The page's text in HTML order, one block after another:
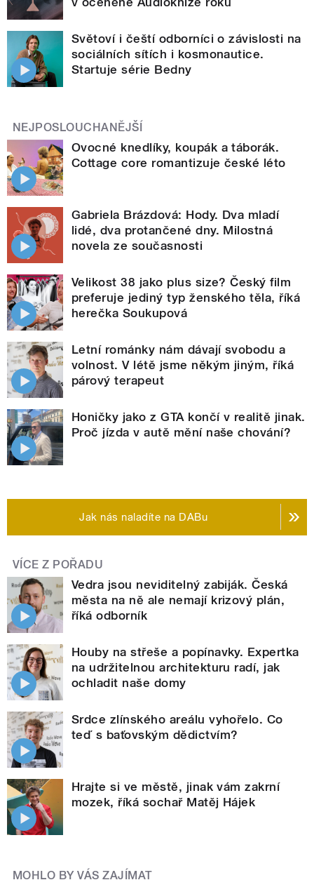
Světoví i čeští odborníci o závislosti na
sociálních sítích i kosmonautice.
Startuje série Bedny
NEJPOSLOUCHANĚJŠÍ
Ovocné knedlíky, koupák a táborák.
Cottage core romantizuje české léto
Gabriela Brázdová: Hody. Dva mladí
lidé, dva protančené dny. Milostná
novela ze současnosti
Velikost 38 jako plus size? Český film
preferuje jediný typ ženského těla, říká
herečka Soukupová
Letní románky nám dávají svobodu a
volnost. V létě jsme někým jiným, říká
párový terapeut
Honičky jako z GTA končí v realitě jinak.
Proč jízda v autě mění naše chování?
Jak nás naladíte na DABu
VÍCE Z POŘADU
Vedra jsou neviditelný zabiják. Česká
města na ně ale nemají krizový plán,
říká odborník
Houby na střeše a popínavky. Expertka
na udržitelnou architekturu radí, jak
ochladit naše domy
Srdce zlínského areálu vyhořelo. Co
teď s baťovským dědictvím?
Hrajte si ve městě, jinak vám zakrní
mozek, říká sochař Matěj Hájek
MOHLO BY VÁS ZAJÍMAT